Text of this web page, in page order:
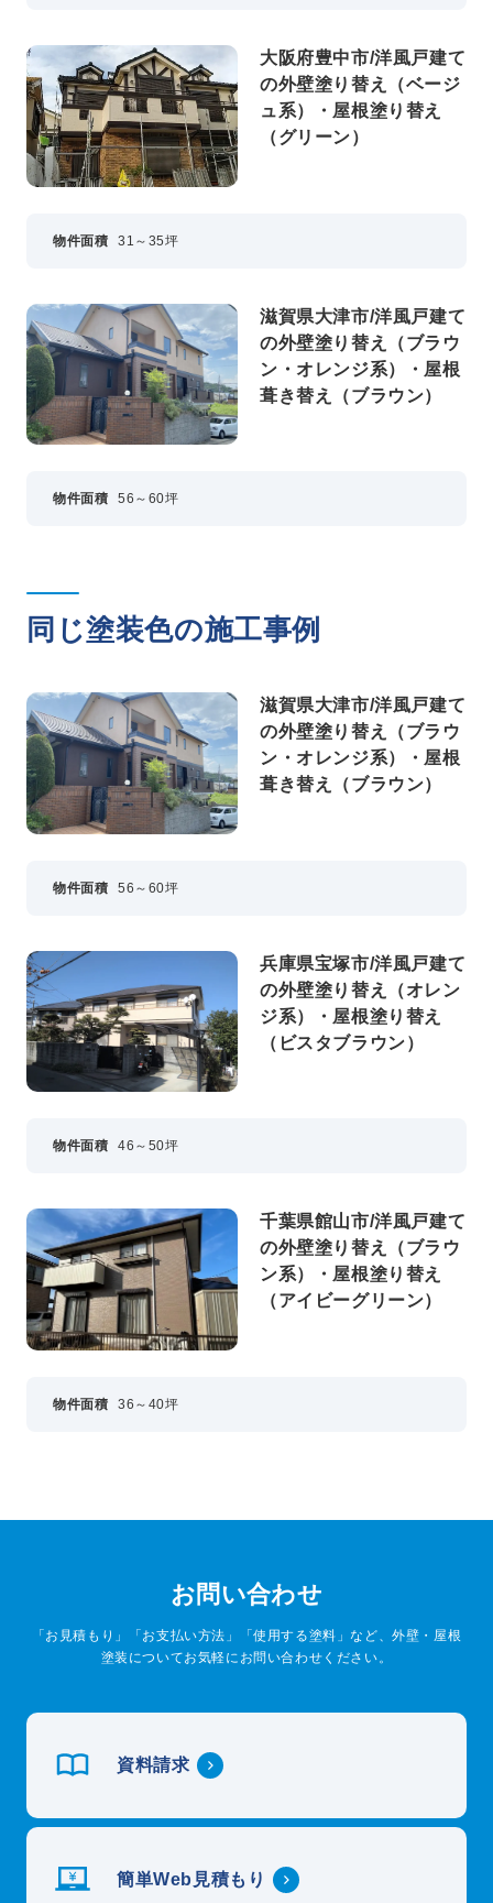
大阪府豊中市/洋風戸建て
の外壁塗り替え（ベージ
ュ系）・屋根塗り替え
（グリーン）
物件面積 31～35坪
滋賀県大津市/洋風戸建て
の外壁塗り替え（ブラウ
ン・オレンジ系）・屋根
葺き替え（ブラウン）
物件面積 56～60坪
同じ塗装色の施工事例
滋賀県大津市/洋風戸建て
の外壁塗り替え（ブラウ
ン・オレンジ系）・屋根
葺き替え（ブラウン）
物件面積 56～60坪
兵庫県宝塚市/洋風戸建て
の外壁塗り替え（オレン
ジ系）・屋根塗り替え
（ビスタブラウン）
物件面積 46～50坪
千葉県館山市/洋風戸建て
の外壁塗り替え（ブラウ
ン系）・屋根塗り替え
（アイビーグリーン）
物件面積 36～40坪
お問い合わせ
「お見積もり」「お支払い方法」「使用する塗料」など、外壁・屋根
塗装についてお気軽にお問い合わせください。
資料請求
簡単Web見積もり